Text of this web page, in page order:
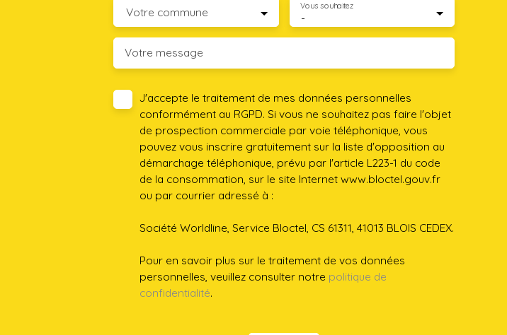
Votre commune -
Vous souhaitez
Votre message
J'accepte le traitement de mes données personnelles
conformément au RGPD. Si vous ne souhaitez pas faire l'objet
de prospection commerciale par voie téléphonique, vous
pouvez vous inscrire gratuitement sur la liste d'opposition au
démarchage téléphonique, prévu par l'article L223-1 du code
de la consommation, sur le site Internet www.bloctel.gouv.fr
ou par courrier adressé à :
Société Worldline, Service Bloctel, CS 61311, 41013 BLOIS CEDEX.
Pour en savoir plus sur le traitement de vos données
personnelles, veuillez consulter notre politique de
confidentialité.